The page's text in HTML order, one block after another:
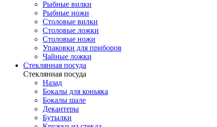
Рыбные вилки
Рыбные ножи
Столовые вилки
Столовые ложки
Столовые ножи
Упаковки для приборов
Чайные ложки
Стеклянная посуда
Стеклянная посуда
Назад
Бокалы для коньяка
Бокалы шале
Декантеры
Бутылки